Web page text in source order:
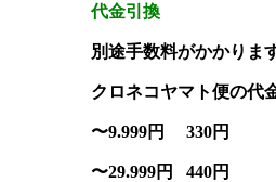
代金引換
別途手数料がかかりま
クロネコヤマト便の代
〜9.999円 330円
〜29.999円 440円